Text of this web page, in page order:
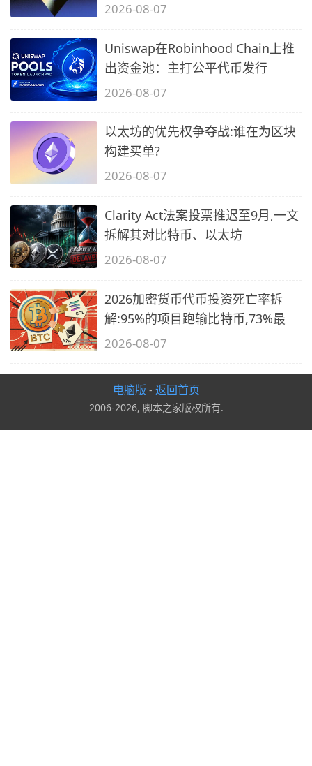
2026-08-07
Uniswap在Robinhood Chain上推
出资金池：主打公平代币发行
2026-08-07
以太坊的优先权争夺战:谁在为区块
构建买单?
2026-08-07
Clarity Act法案投票推迟至9月,一文
拆解其对比特币、以太坊
2026-08-07
2026加密货币代币投资死亡率拆
解:95%的项目跑输比特币,73%最
2026-08-07
电脑版 - 返回首页
2006-2026, 脚本之家版权所有.